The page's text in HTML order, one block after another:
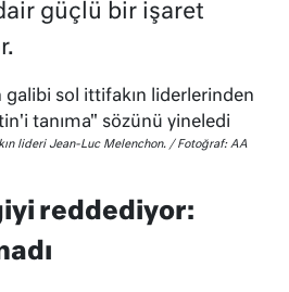
güçlü bir işaret
lideri Jean-Luc Melenchon. / Fotoğraf: AA
reddediyor: